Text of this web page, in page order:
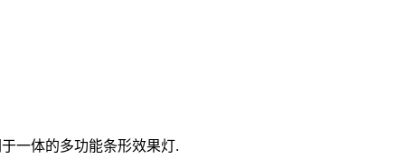
一体的多功能条形效果灯.